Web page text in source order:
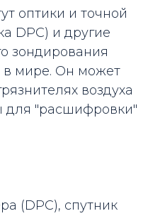
оптики и точной
DPC) и другие
зондирования
в мире. Он может
воздуха
для "расшифровки"
(DPC), спутник